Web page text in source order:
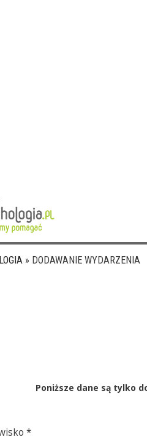
» DODAWANIE WYDARZENIA
Poniższe dane są tylko
*